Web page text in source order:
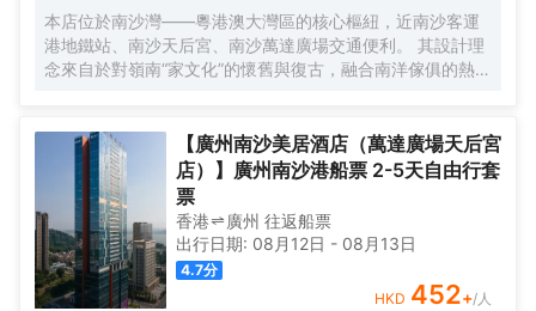
同時，酒店擁有1,600平方米的宴會及會議場地以及寬敞的戶
外草坪，可滿足不同的會議及宴會需求，無論商務出行亦或
休閒旅遊期待與您共赴南沙，遇見另一種可能。
本店位於南沙灣——粵港澳大灣區的核心樞紐，近南沙客運
港地鐵站、南沙天后宮、南沙萬達廣場交通便利。 其設計理
念來自於對嶺南“家文化”的懷舊與復古，融合南洋傢俱的熱情
嶺南文化的歸屬感。 客棧共五層，一層為大堂及茶室，二至
五層為客房，寬敞、舒適、風格各異的客房眾多；供賓客休
閒暢談的石奧茶室，主要提供早餐、茶點、飲品、簡餐等服
務；同時亦與中國大陸獲得“五金錨”獎的南沙遊艇會提供宴
會/婚宴/會議、中西式餐飲、遊艇觀光/租賃、帆船租賃/體
驗、遊艇帆船駕證考取等不同種服務功能，打造出一種特色
的休閒度假空間。
【廣州南沙美居酒店（萬達廣場天后宮
店）】廣州南沙港船票 2-5天自由行套
票
香港 廣州 往返船票
出行日期: 08月12日 - 08月13日
4.7分
HKD 452+/人